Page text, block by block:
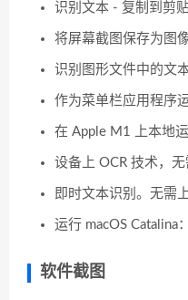
识别文本 - 复制到剪
将屏幕截图保存为图
识别图形文件中的文
作为菜单栏应用程序
在 Apple M1 上本地
设备上 OCR 技术，
即时文本识别。无需
运行 macOS Catalina
软件截图